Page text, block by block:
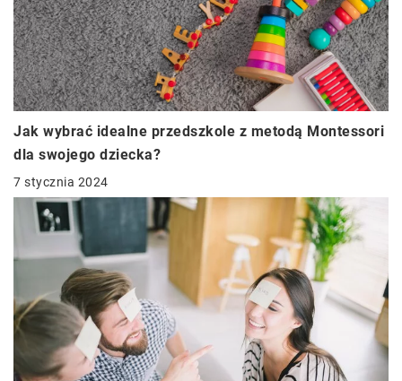
Jak wybrać idealne przedszkole z metodą Montessori
dla swojego dziecka?
7 stycznia 2024